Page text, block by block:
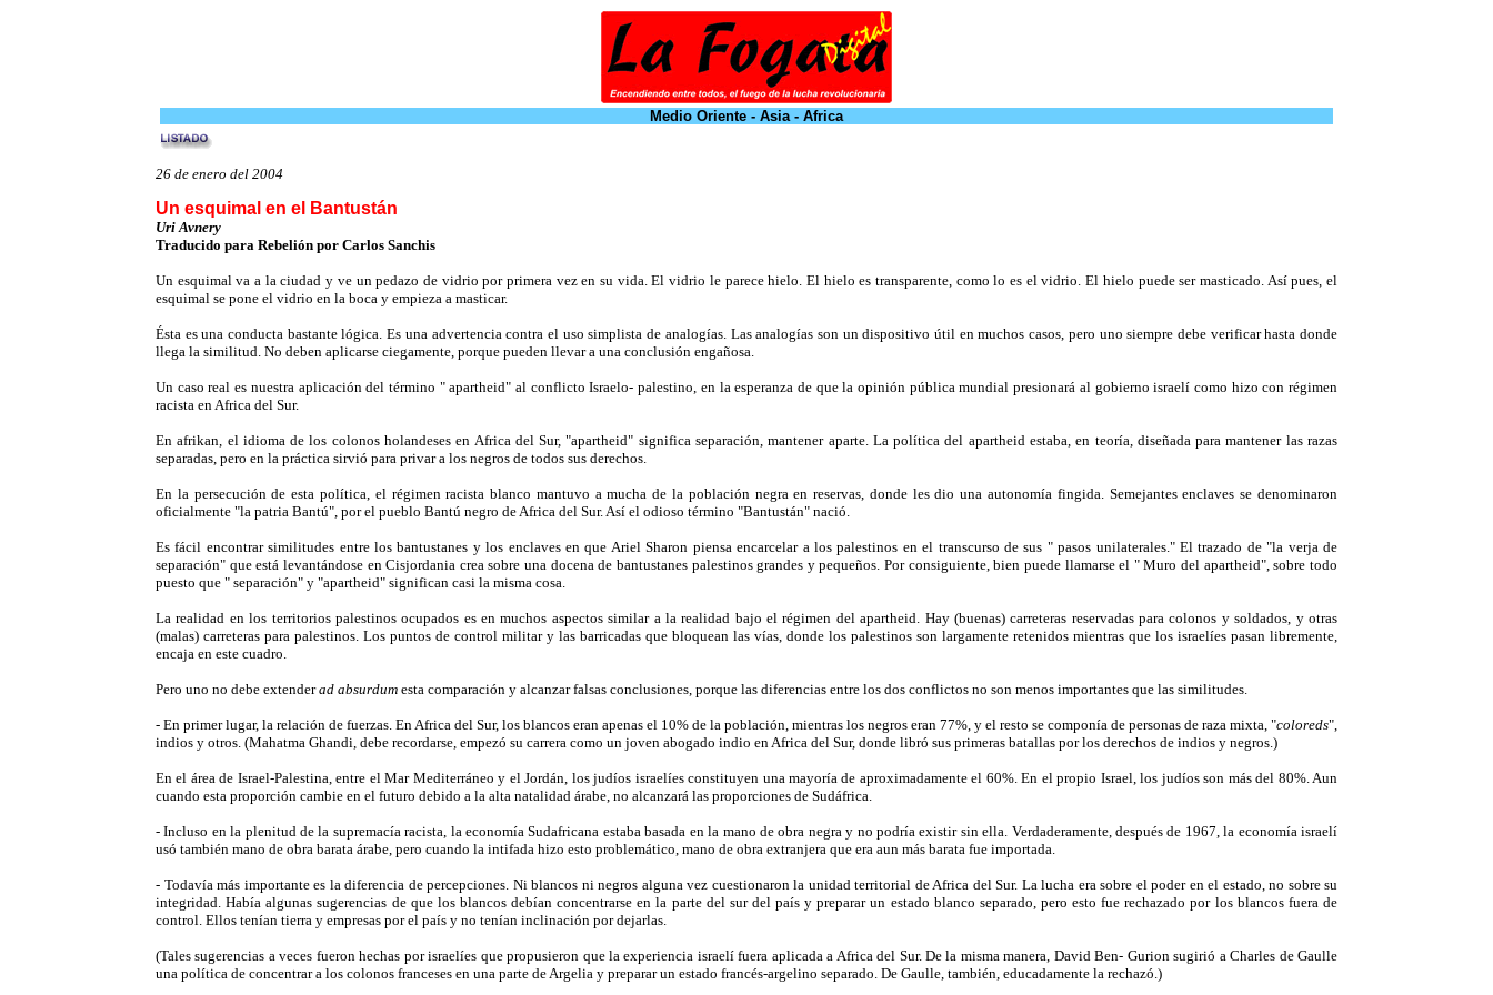
Medio Oriente - Asia - Africa
26 de enero del 2004
Un esquimal en el Bantustán
Uri Avnery
Traducido para Rebelión por Carlos Sanchis
Un esquimal va a la ciudad y ve un pedazo de vidrio por primera vez en su vida. El vidrio le parece hielo. El hielo es transparente, como lo es el vidrio. El hielo puede ser masticado. Así pues, el
esquimal se pone el vidrio en la boca y empieza a masticar.
Ésta es una conducta bastante lógica. Es una advertencia contra el uso simplista de analogías. Las analogías son un dispositivo útil en muchos casos, pero uno siempre debe verificar hasta donde
llega la similitud. No deben aplicarse ciegamente, porque pueden llevar a una conclusión engañosa.
Un caso real es nuestra aplicación del término " apartheid" al conflicto Israelo- palestino, en la esperanza de que la opinión pública mundial presionará al gobierno israelí como hizo con régimen
racista en Africa del Sur.
En afrikan, el idioma de los colonos holandeses en Africa del Sur, "apartheid" significa separación, mantener aparte. La política del apartheid estaba, en teoría, diseñada para mantener las razas
separadas, pero en la práctica sirvió para privar a los negros de todos sus derechos.
En la persecución de esta política, el régimen racista blanco mantuvo a mucha de la población negra en reservas, donde les dio una autonomía fingida. Semejantes enclaves se denominaron
oficialmente "la patria Bantú", por el pueblo Bantú negro de Africa del Sur. Así el odioso término "Bantustán" nació.
Es fácil encontrar similitudes entre los bantustanes y los enclaves en que Ariel Sharon piensa encarcelar a los palestinos en el transcurso de sus " pasos unilaterales." El trazado de "la verja de
separación" que está levantándose en Cisjordania crea sobre una docena de bantustanes palestinos grandes y pequeños. Por consiguiente, bien puede llamarse el " Muro del apartheid", sobre todo
puesto que " separación" y "apartheid" significan casi la misma cosa.
La realidad en los territorios palestinos ocupados es en muchos aspectos similar a la realidad bajo el régimen del apartheid. Hay (buenas) carreteras reservadas para colonos y soldados, y otras
(malas) carreteras para palestinos. Los puntos de control militar y las barricadas que bloquean las vías, donde los palestinos son largamente retenidos mientras que los israelíes pasan libremente,
encaja en este cuadro.
Pero uno no debe extenderad absurdum esta comparación y alcanzar falsas conclusiones, porque las diferencias entre los dos conflictos no son menos importantes que las similitudes.
- En primer lugar, la relación de fuerzas. En Africa del Sur, los blancos eran apenas el 10% de la población, mientras los negros eran 77%, y el resto se componía de personas de raza mixta, "coloreds",
indios y otros. (Mahatma Ghandi, debe recordarse, empezó su carrera como un joven abogado indio en Africa del Sur, donde libró sus primeras batallas por los derechos de indios y negros.)
En el área de Israel-Palestina, entre el Mar Mediterráneo y el Jordán, los judíos israelíes constituyen una mayoría de aproximadamente el 60%. En el propio Israel, los judíos son más del 80%. Aun
cuando esta proporción cambie en el futuro debido a la alta natalidad árabe, no alcanzará las proporciones de Sudáfrica.
- Incluso en la plenitud de la supremacía racista, la economía Sudafricana estaba basada en la mano de obra negra y no podría existir sin ella. Verdaderamente, después de 1967, la economía israelí
usó también mano de obra barata árabe, pero cuando la intifada hizo esto problemático, mano de obra extranjera que era aun más barata fue importada.
- Todavía más importante es la diferencia de percepciones. Ni blancos ni negros alguna vez cuestionaron la unidad territorial de Africa del Sur. La lucha era sobre el poder en el estado, no sobre su
integridad. Había algunas sugerencias de que los blancos debían concentrarse en la parte del sur del país y preparar un estado blanco separado, pero esto fue rechazado por los blancos fuera de
control. Ellos tenían tierra y empresas por el país y no tenían inclinación por dejarlas.
(Tales sugerencias a veces fueron hechas por israelíes que propusieron que la experiencia israelí fuera aplicada a Africa del Sur. De la misma manera, David Ben- Gurion sugirió a Charles de Gaulle
una política de concentrar a los colonos franceses en una parte de Argelia y preparar un estado francés-argelino separado. De Gaulle, también, educadamente la rechazó.)